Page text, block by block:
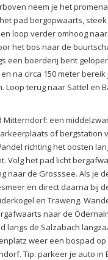
neem je het
pad bergopwaarts,
loop verder omhoog
het bos naar de
een boerderij bent
na circa 150 meter
terug naar Sattel en
Mitterndorf: een
of bergstation
richting het oosten
Volg het pad licht
naar de Grosssee. Als je
en direct daarna bij
en Traweng.
naar de
langs de Salzabach
weer een bospad
Tip: parkeer je auto in